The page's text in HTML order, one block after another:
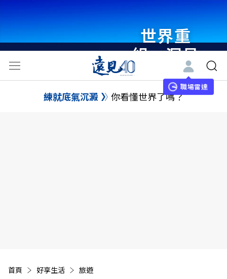
世界重
組・洞見
未來 與
世界領袖
職場雷達
練就底氣沉澱 你看懂世界了嗎？
首頁 好享生活 旅遊